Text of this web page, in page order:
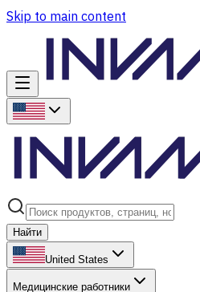
Skip to main content
Найти
United States
Медицинские работники